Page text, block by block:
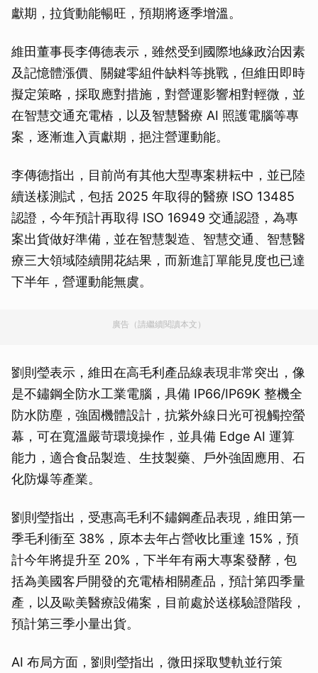
獻期，拉貨動能暢旺，預期將逐季增溫。
維田董事長李傳德表示，雖然受到國際地緣政治因素
及記憶體漲價、關鍵零組件缺料等挑戰，但維田即時
擬定策略，採取應對措施，對營運影響相對輕微，並
在智慧交通充電樁，以及智慧醫療 AI 照護電腦等專
案，逐漸進入貢獻期，挹注營運動能。
李傳德指出，目前尚有其他大型專案耕耘中，並已陸
續送樣測試，包括 2025 年取得的醫療 ISO 13485
認證，今年預計再取得 ISO 16949 交通認證，為專
案出貨做好準備，並在智慧製造、智慧交通、智慧醫
療三大領域陸續開花結果，而新進訂單能見度也已達
下半年，營運動能無虞。
廣告（請繼續閱讀本文）
劉則瑩表示，維田在高毛利產品線表現非常突出，像
是不鏽鋼全防水工業電腦，具備 IP66/IP69K 整機全
防水防塵，強固機體設計，抗紫外線日光可視觸控螢
幕，可在寬溫嚴苛環境操作，並具備 Edge AI 運算
能力，適合食品製造、生技製藥、戶外強固應用、石
化防爆等產業。
劉則瑩指出，受惠高毛利不鏽鋼產品表現，維田第一
季毛利衝至 38%，原本去年占營收比重達 15%，預
計今年將提升至 20%，下半年有兩大專案發酵，包
括為美國客戶開發的充電樁相關產品，預計第四季量
產，以及歐美醫療設備案，目前處於送樣驗證階段，
預計第三季小量出貨。
AI 布局方面，劉則瑩指出，微田採取雙軌並行策